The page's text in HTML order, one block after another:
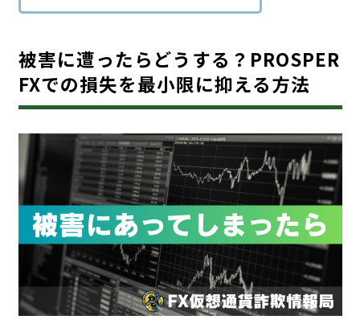
被害に遭ったらどうする？PROSPER
FXでの損失を最小限に抑える方法